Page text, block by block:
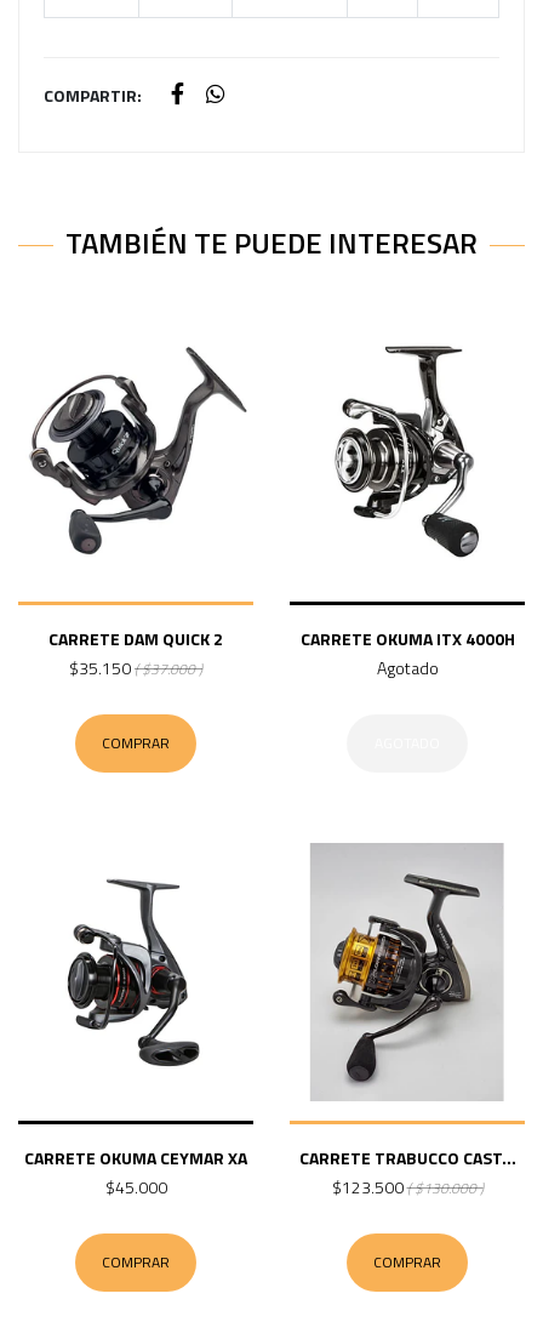
COMPARTIR:
TAMBIÉN TE PUEDE INTERESAR
CARRETE DAM QUICK 2
$35.150( $37.000 )
COMPRAR
CARRETE OKUMA ITX 4000H
Agotado
CARRETE OKUMA CEYMAR XA
$45.000
COMPRAR
CARRETE TRABUCCO CAST...
$123.500( $130.000 )
COMPRAR